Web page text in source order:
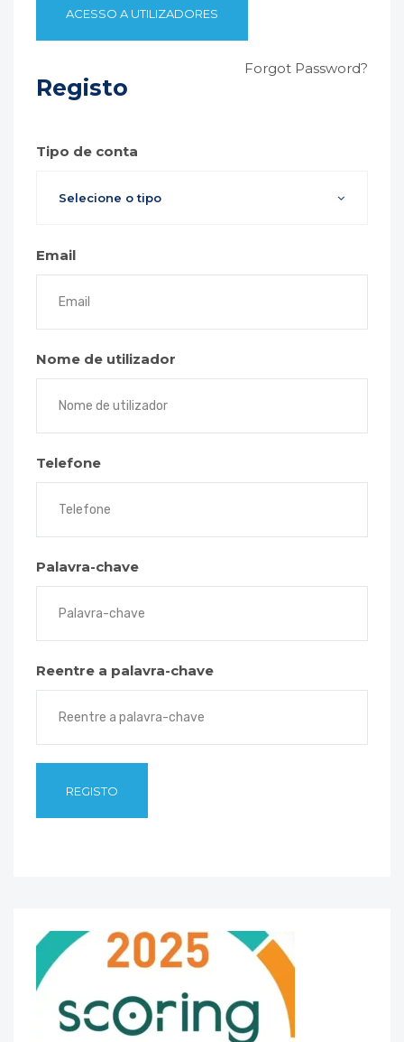
Forgot Password?
Registo
Tipo de conta
Selecione o tipo
Email
Nome de utilizador
Telefone
Palavra-chave
Reentre a palavra-chave